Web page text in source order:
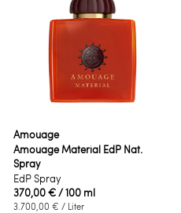
Amouage
Amouage Material EdP Nat.
Spray
EdP Spray
370,00 €/ 100 ml
3.700,00 € / Liter